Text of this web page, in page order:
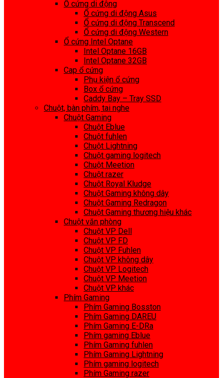
Ổ cứng di động
Ổ cứng di động Asus
Ổ cứng di động Transcend
Ổ cứng di động Western
Ổ cứng Intel Optane
Intel Optane 16GB
Intel Optane 32GB
Cap ổ cứng
Phụ kiện ổ cứng
Box ổ cứng
Caddy Bay – Tray SSD
Chuột, bàn phím, tai nghe
Chuột Gaming
Chuột Eblue
Chuột fuhlen
Chuột Lightning
Chuột gaming logitech
Chuột Meetion
Chuột razer
Chuột Royal Kludge
Chuột Gaming không dây
Chuột Gaming Redragon
Chuột Gaming thương hiệu khác
Chuột văn phòng
Chuột VP Dell
Chuột VP FD
Chuột VP Fuhlen
Chuột VP không dây
Chuột VP Logitech
Chuột VP Meetion
Chuột VP khác
Phím Gaming
Phím Gaming Bosston
Phím Gaming DAREU
Phím Gaming E-DRa
Phím gaming Eblue
Phím Gaming fuhlen
Phím Gaming Lightning
Phím gaming logitech
Phím Gaming razer